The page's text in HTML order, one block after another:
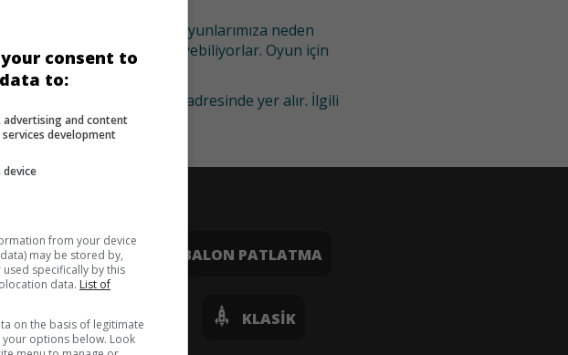
sunuyoruz. Yayıncılar oyunlarımıza neden
sitelerine de bunu ekleyebiliyorlar. Oyun için
cevabı
adresinde yer alır. İlgili
iletebilirsiniz.
BIRLEŞTIR BALON PATLATMA
ZIPLA & KOŞ KLASIK
consent to
to:
advertising and content
development
from your device
may be stored by,
specifically by this
data. List of
on the basis of legitimate
your options below. Look